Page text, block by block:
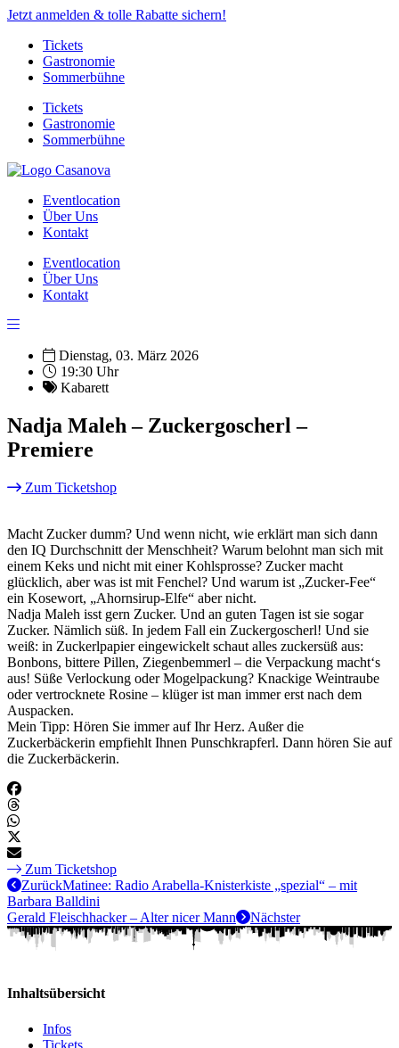
Jetzt anmelden & tolle Rabatte sichern!
Tickets
Gastronomie
Sommerbühne
Tickets
Gastronomie
Sommerbühne
Eventlocation
Über Uns
Kontakt
Eventlocation
Über Uns
Kontakt
Dienstag, 03. März 2026
19:30 Uhr
Kabarett
Nadja Maleh – Zuckergoscherl –
Premiere
Zum Ticketshop
Macht Zucker dumm? Und wenn nicht, wie erklärt man sich dann
den IQ Durchschnitt der Menschheit? Warum belohnt man sich mit
einem Keks und nicht mit einer Kohlsprosse? Zucker macht
glücklich, aber was ist mit Fenchel? Und warum ist „Zucker-Fee“
ein Kosewort, „Ahornsirup-Elfe“ aber nicht.
Nadja Maleh isst gern Zucker. Und an guten Tagen ist sie sogar
Zucker. Nämlich süß. In jedem Fall ein Zuckergoscherl! Und sie
weiß: in Zuckerlpapier eingewickelt schaut alles zuckersüß aus:
Bonbons, bittere Pillen, Ziegenbemmerl – die Verpackung macht‘s
aus! Süße Verlockung oder Mogelpackung? Knackige Weintraube
oder vertrocknete Rosine – klüger ist man immer erst nach dem
Auspacken.
Mein Tipp: Hören Sie immer auf Ihr Herz. Außer die
Zuckerbäckerin empfiehlt Ihnen Punschkrapferl. Dann hören Sie auf
die Zuckerbäckerin.
Zum Ticketshop
ZurückMatinee: Radio Arabella-Knisterkiste „spezial“ – mit
Barbara Balldini
Gerald Fleischhacker – Alter nicer Mann
Nächster
Inhaltsübersicht
Infos
Tickets